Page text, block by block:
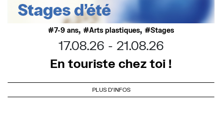
7-9 ans, Arts plastiques, Stages
17.08.26
21.08.26
En touriste chez toi !
PLUS D'INFOS